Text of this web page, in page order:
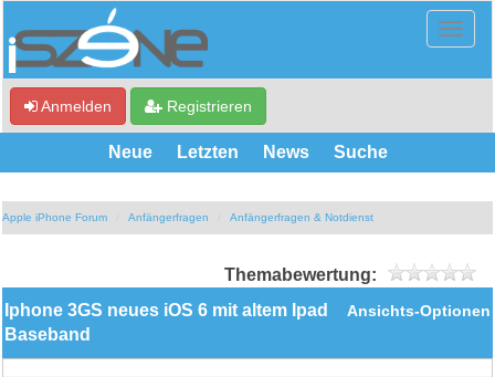
Anmelden Registrieren
Neue Letzten News Suche
Apple iPhone Forum Anfängerfragen Anfängerfragen & Notdienst
Themabewertung:
Ansichts-Optionen
Iphone 3GS neues iOS 6 mit altem Ipad
Baseband